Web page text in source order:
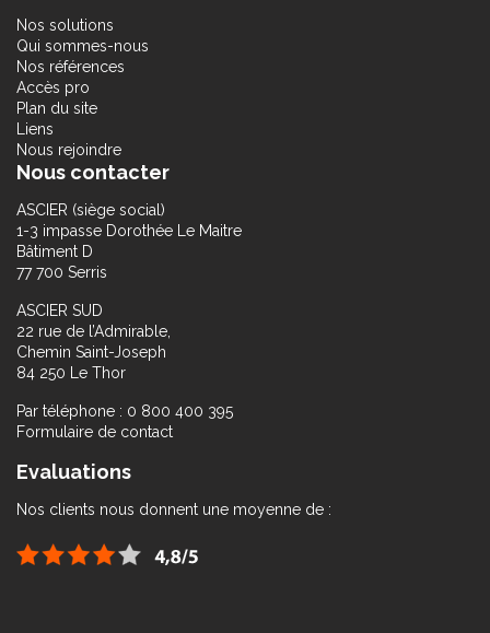
Nos solutions
Qui sommes-nous
Nos références
Accès pro
Plan du site
Liens
Nous rejoindre
Nous contacter
ASCIER (siège social)
1-3 impasse Dorothée Le Maitre
Bâtiment D
77 700 Serris
ASCIER SUD
22 rue de l’Admirable,
Chemin Saint-Joseph
84 250 Le Thor
Par téléphone : 0 800 400 395
Formulaire de contact
Evaluations
Nos clients nous donnent une moyenne de :